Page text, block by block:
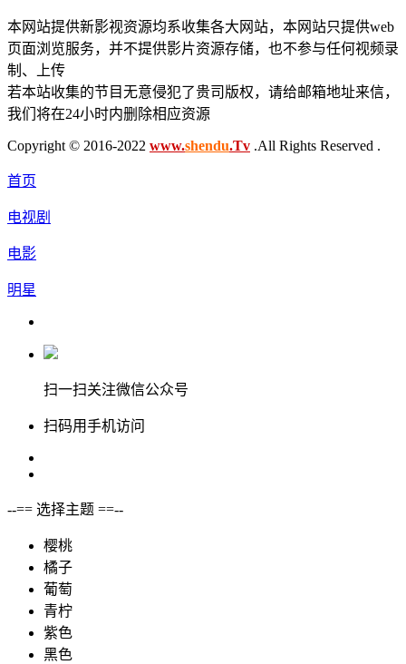
本网站提供新影视资源均系收集各大网站，本网站只提供web
页面浏览服务，并不提供影片资源存储，也不参与任何视频录
制、上传
若本站收集的节目无意侵犯了贵司版权，请给邮箱地址来信，
我们将在24小时内删除相应资源
Copyright © 2016-2022 www.shendu.Tv .All Rights Reserved .
首页
电视剧
电影
明星
扫一扫关注微信公众号
扫码用手机访问
--== 选择主题 ==--
樱桃
橘子
葡萄
青柠
紫色
黑色